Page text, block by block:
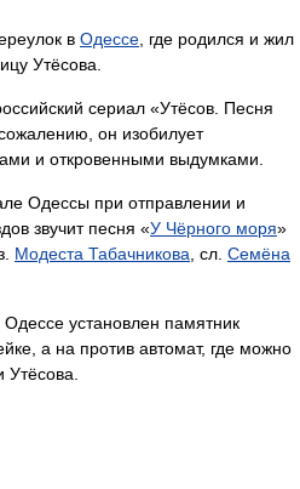
в Одессе, где родился и жил
Утёсова.
сериал «Утёсов. Песня
он изобилует
и откровенными выдумками.
Одессы при отправлении и
звучит песня «У Чёрного моря»
Модеста Табачникова, сл. Семёна
установлен памятник
а на против автомат, где можно
Утёсова.